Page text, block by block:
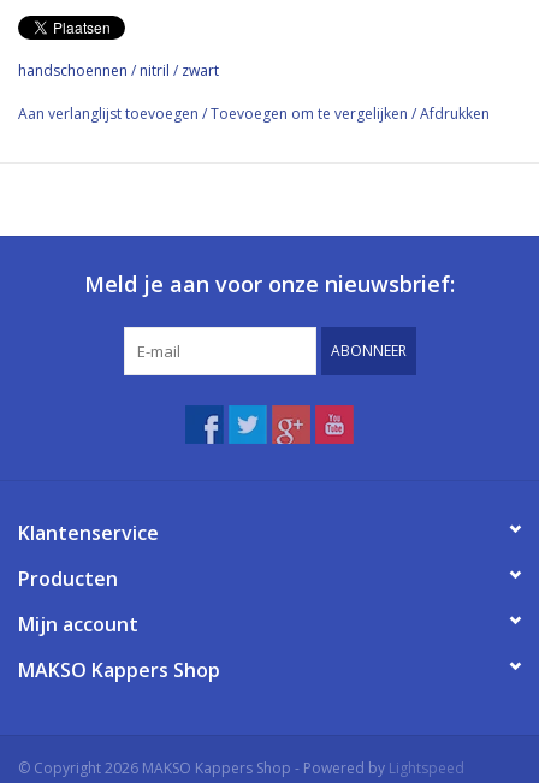
handschoennen / nitril / zwart
Aan verlanglijst toevoegen /Toevoegen om te vergelijken /Afdrukken
Meld je aan voor onze nieuwsbrief:
ABONNEER
Klantenservice
Producten
Mijn account
MAKSO Kappers Shop
© Copyright 2026 MAKSO Kappers Shop - Powered by Lightspeed